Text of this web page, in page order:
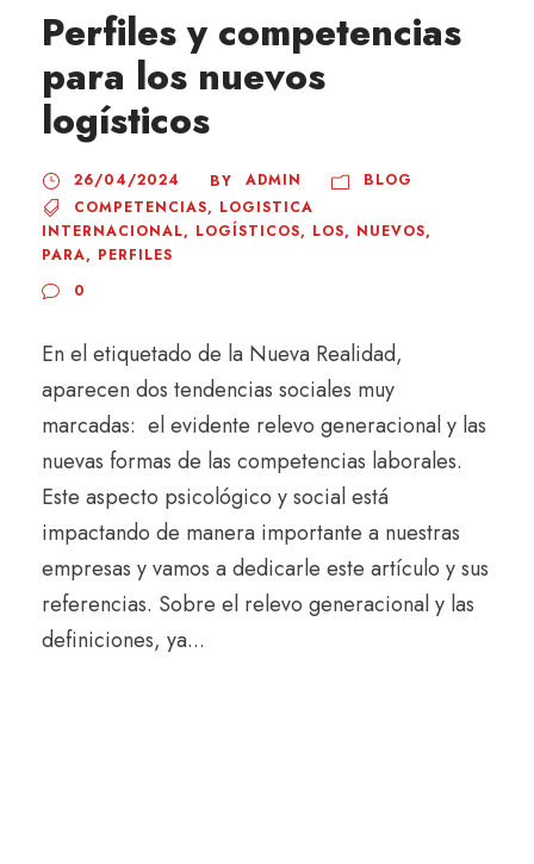
Perfiles y competencias
para los nuevos
logísticos
26/04/2024 BY ADMIN
BLOG
COMPETENCIAS, LOGISTICA
INTERNACIONAL, LOGÍSTICOS, LOS, NUEVOS,
PARA, PERFILES
0
En el etiquetado de la Nueva Realidad,
aparecen dos tendencias sociales muy
marcadas: el evidente relevo generacional y las
nuevas formas de las competencias laborales.
Este aspecto psicológico y social está
impactando de manera importante a nuestras
empresas y vamos a dedicarle este artículo y sus
referencias. Sobre el relevo generacional y las
definiciones, ya...